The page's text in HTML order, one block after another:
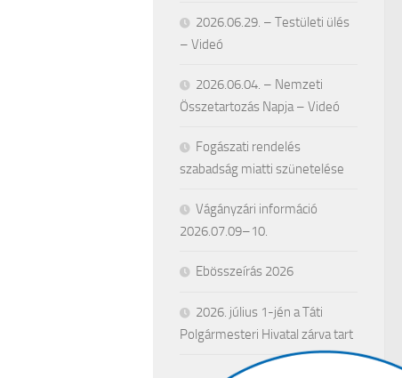
2026.06.29. – Testületi ülés
– Videó
2026.06.04. – Nemzeti
Összetartozás Napja – Videó
Fogászati rendelés
szabadság miatti szünetelése
Vágányzári információ
2026.07.09–10.
Ebösszeírás 2026
2026. július 1-jén a Táti
Polgármesteri Hivatal zárva tart